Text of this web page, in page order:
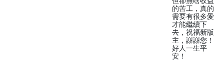
的苦工，真的
需要有很多愛
才能繼續下
去，祝福新版
主，謝謝您！
好人一生平
安！